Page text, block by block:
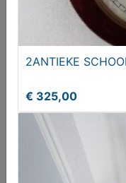
Gereedschap (oud)
€ 20,00
2ANTIEKE
€ 325,00